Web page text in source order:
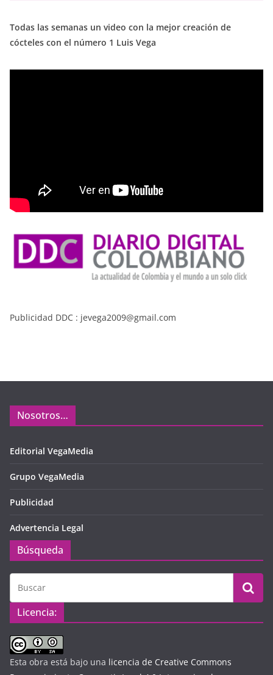
Todas las semanas un video con la mejor creación de
cócteles con el número 1 Luis Vega
Publicidad DDC : jevega2009@gmail.com
Nosotros…
Editorial VegaMedia
Grupo VegaMedia
Publicidad
Advertencia Legal
Búsqueda
Licencia:
Esta obra está bajo una licencia de Creative Commons